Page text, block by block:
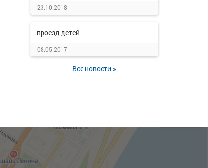
23.10.2018
проезд детей
08.05.2017
Все новости »